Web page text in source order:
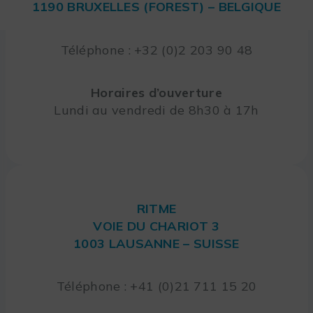
1190 BRUXELLES (FOREST) – BELGIQUE
Téléphone : +32 (0)2 203 90 48
Horaires d’ouverture
Lundi au vendredi de 8h30 à 17h
RITME
VOIE DU CHARIOT 3
1003 LAUSANNE – SUISSE
Téléphone : +41 (0)21 711 15 20